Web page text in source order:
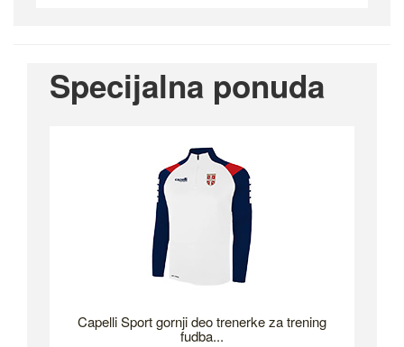
Specijalna ponuda
Capelli Sport gornji deo trenerke za trening
fudba...